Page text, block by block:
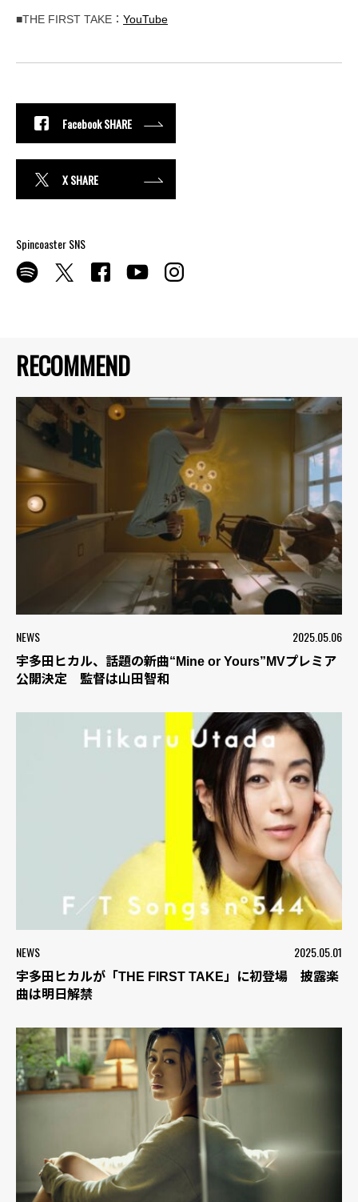
RECOMMEND
NEWS 2025.05.06
宇多田ヒカル、話題の新曲“Mine or Yours”MVプレミア
公開決定 監督は山田智和
NEWS 2025.05.01
宇多田ヒカルが「THE FIRST TAKE」に初登場 披露楽
曲は明日解禁
■THE FIRST TAKE： YouTube
Facebook SHARE
X SHARE
Spincoaster SNS